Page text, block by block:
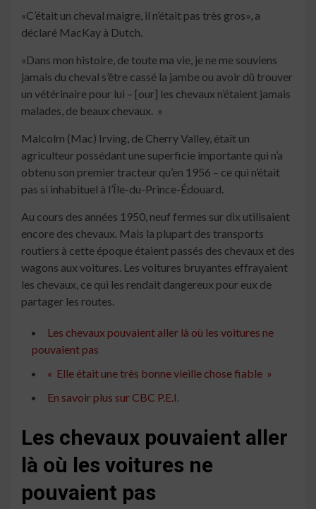
«C’était un cheval maigre, il n’était pas très gros», a
déclaré MacKay à Dutch.
«Dans mon histoire, de toute ma vie, je ne me souviens
jamais du cheval s’être cassé la jambe ou avoir dû trouver
un vétérinaire pour lui – [our] les chevaux n’étaient jamais
malades, de beaux chevaux. »
Malcolm (Mac) Irving, de Cherry Valley, était un
agriculteur possédant une superficie importante qui n’a
obtenu son premier tracteur qu’en 1956 – ce qui n’était
pas si inhabituel à l’Île-du-Prince-Édouard.
Au cours des années 1950, neuf fermes sur dix utilisaient
encore des chevaux. Mais la plupart des transports
routiers à cette époque étaient passés des chevaux et des
wagons aux voitures. Les voitures bruyantes effrayaient
les chevaux, ce qui les rendait dangereux pour eux de
partager les routes.
Les chevaux pouvaient aller là où les voitures ne
pouvaient pas
« Elle était une très bonne vieille chose fiable »
En savoir plus sur CBC P.E.I.
Les chevaux pouvaient aller
là où les voitures ne
pouvaient pas